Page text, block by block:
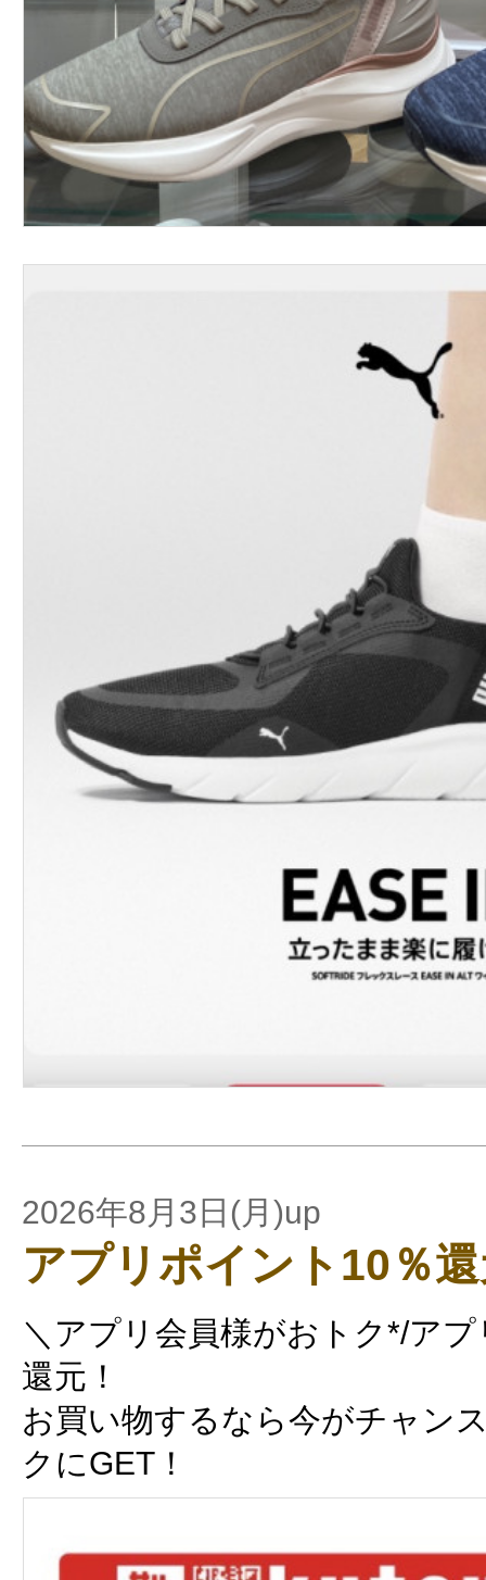
2026年8月3日(月)up
アプリポイント10％
＼アプリ会員様がおトク*/ア
還元！
お買い物するなら今がチャン
クにGET！